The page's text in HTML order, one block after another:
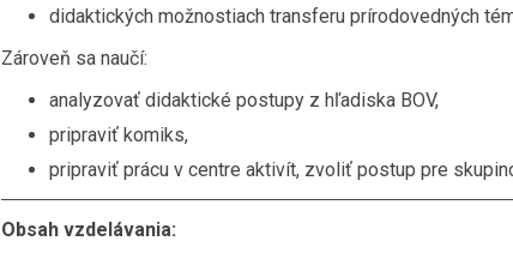
didaktických možnostiach transferu prírodovedných
Zároveň sa naučí:
analyzovať didaktické postupy z hľadiska BOV,
pripraviť komiks,
pripraviť prácu v centre aktivít, zvoliť postup pre
Obsah vzdelávania: